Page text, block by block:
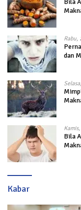
Rabu,
dan
Bila
Kabar